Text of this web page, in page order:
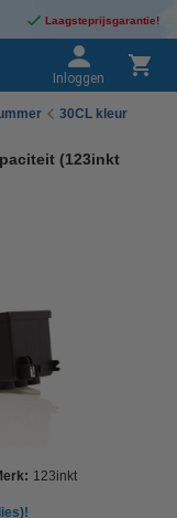
Laagsteprijsgarantie!
Inloggen
30CL kleur
(123inkt
123inkt